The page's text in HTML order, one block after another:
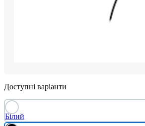
Доступні варіанти
Білий